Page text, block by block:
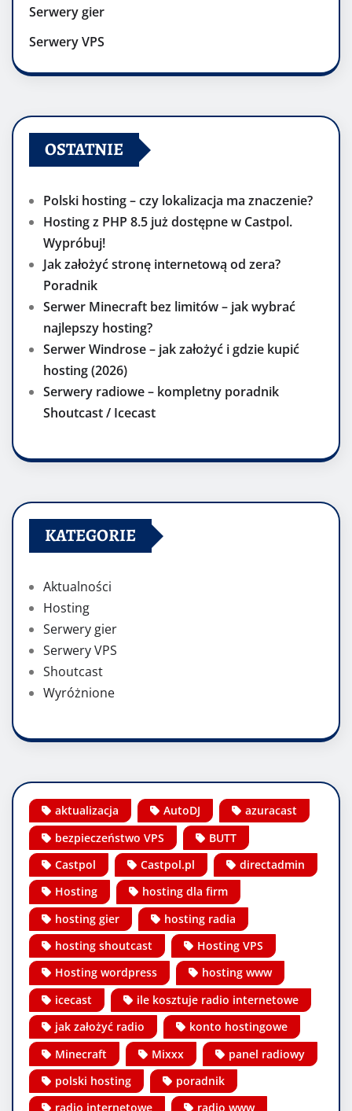
Serwery gier
Serwery VPS
OSTATNIE
Polski hosting – czy lokalizacja ma znaczenie?
Hosting z PHP 8.5 już dostępne w Castpol.
Wypróbuj!
Jak założyć stronę internetową od zera?
Poradnik
Serwer Minecraft bez limitów – jak wybrać
najlepszy hosting?
Serwer Windrose – jak założyć i gdzie kupić
hosting (2026)
Serwery radiowe – kompletny poradnik
Shoutcast / Icecast
KATEGORIE
Aktualności
Hosting
Serwery gier
Serwery VPS
Shoutcast
Wyróżnione
aktualizacja AutoDJ
azuracast
bezpieczeństwo VPS
BUTT
Castpol
Castpol.pl
directadmin
Hosting
hosting dla firm
hosting gier
hosting radia
hosting shoutcast
Hosting VPS
Hosting wordpress
hosting www
icecast
ile kosztuje radio internetowe
jak założyć radio
konto hostingowe
Minecraft
Mixxx
panel radiowy
polski hosting
poradnik
radio internetowe
radio www